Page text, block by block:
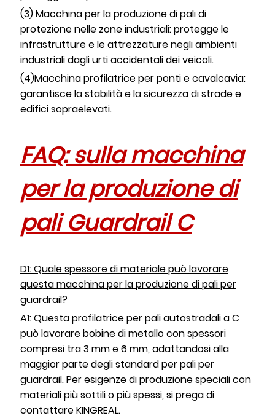
(3) Macchina per la produzione di pali di
protezione nelle zone industriali: protegge le
infrastrutture e le attrezzature negli ambienti
industriali dagli urti accidentali dei veicoli.
(4)Macchina profilatrice per ponti e cavalcavia:
garantisce la stabilità e la sicurezza di strade e
edifici sopraelevati.
FAQ: sulla macchina
per la produzione di
pali Guardrail C
D1: Quale spessore di materiale può lavorare
questa macchina per la produzione di pali per
guardrail?
A1: Questa profilatrice per pali autostradali a C
può lavorare bobine di metallo con spessori
compresi tra 3 mm e 6 mm, adattandosi alla
maggior parte degli standard per pali per
guardrail. Per esigenze di produzione speciali con
materiali più sottili o più spessi, si prega di
contattare KINGREAL.